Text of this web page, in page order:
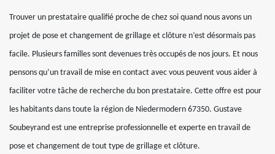
Trouver un prestataire qualifié proche de chez soi quand nous avons un
projet de pose et changement de grillage et clôture n’est désormais pas
facile. Plusieurs familles sont devenues très occupés de nos jours. Et nous
pensons qu’un travail de mise en contact avec vous peuvent vous aider à
faciliter votre tâche de recherche du bon prestataire. Cette offre est pour
les habitants dans toute la région de Niedermodern 67350. Gustave
Soubeyrand est une entreprise professionnelle et experte en travail de
pose et changement de tout type de grillage et clôture.